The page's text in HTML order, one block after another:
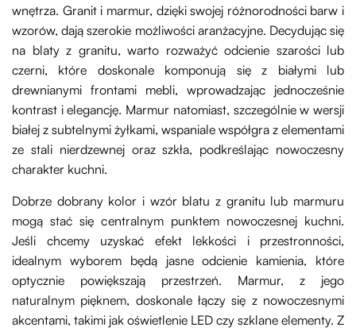
wnętrza. Granit i marmur, dzięki swojej różnorodności barw i
wzorów, dają szerokie możliwości aranżacyjne. Decydując się
na blaty z granitu, warto rozważyć odcienie szarości lub
czerni, które doskonale komponują się z białymi lub
drewnianymi frontami mebli, wprowadzając jednocześnie
kontrast i elegancję. Marmur natomiast, szczególnie w wersji
białej z subtelnymi żyłkami, wspaniale współgra z elementami
ze stali nierdzewnej oraz szkła, podkreślając nowoczesny
charakter kuchni.
Dobrze dobrany kolor i wzór blatu z granitu lub marmuru
mogą stać się centralnym punktem nowoczesnej kuchni.
Jeśli chcemy uzyskać efekt lekkości i przestronności,
idealnym wyborem będą jasne odcienie kamienia, które
optycznie powiększają przestrzeń. Marmur, z jego
naturalnym pięknem, doskonale łączy się z nowoczesnymi
akcentami, takimi jak oświetlenie LED czy szklane elementy. Z